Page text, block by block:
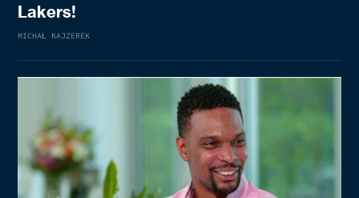
Lakers!
MICHAŁ KAJZEREK